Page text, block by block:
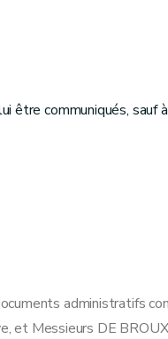
être communiqués, sauf
administratifs
et Messieurs DE